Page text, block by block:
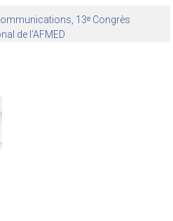
13ᵉ Congrès
de l’AFMED